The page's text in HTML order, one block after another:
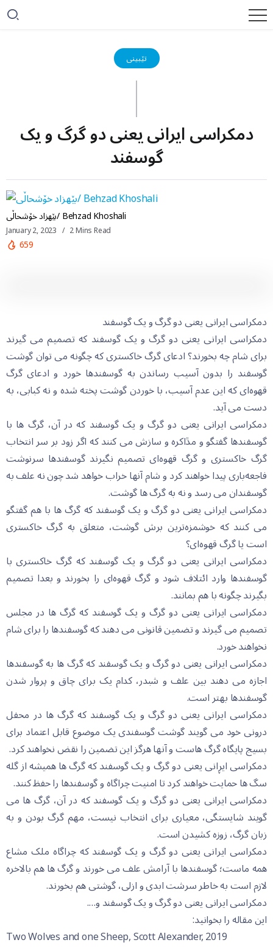
تێبینی
دمکراسی ایرانی یعنی دو گرگ و یک
گوسفند
بێهزاد خۆشحاڵی/ Behzad Khoshali
January 2, 2023 2 Mins Read
659
دمکراسی ایرانی یعنی دو گرگ و یک گوسفند
دمکراسی ایرانی یعنی دو گرگ و یک گوسفند کە تصمیم می گیرند
برای شام چە بخورند؟ ادعای گرگ خاکستری کە چگونە می توان گوشت
گوسفند را بدون آسیب رساندن بە گوسفندها خورد و ادعای گرگ
قهوەای کە این عدم آسیب، با خوردن گوشت پختە شدە و نە کبابی، بە
دست می آید.
دمکراسی ایرانی یعنی دو گرگ و یک گوسفند کە در آن، گرگ ها با
گوسفندها گفتگو و مڐاکرە و سازش می کنند کە اگر زود بر سر انتخاب
گرگ خاکستری و گرگ قهوەای تصمیم نگیرند گوسفندها سرنوشت
فاجعەباری پیدا خواهند کرد و شام آنها خراب خواهد شد چون نە علف بە
گوسفندان می رسد و نە بە گرگ ها گوشت.
دمکراسی ایرانی یعنی دو گرگ و یک گوسفند کە گرگ ها با هم گفتگو
می کنند کە خوشمزەترین برش گوشت، متعلق بە گرگ خاکستری
است یا گرگ قهوەای؟
دمکراسی ایرانی یعنی دو گرگ و یک گوسفند کە گرگ خاکستری با
گوسفندها وارد ائتلاف شود و گرگ قهوەای را بخورند و بعدا تصمیم
بگیرند چگونە با هم بمانند.
دمکراسی ایرانی یعنی دو گرگ و یک گوسفند کە گرگ ها در مجلس
تصمیم می گیرند و تضمین قانونی می دهند کە گوسفندها را برای شام
نخواهند خورد.
دمکراسی ایرانی یعنی دو گرگ و یک گوسفند کە گرگ ها بە گوسفندها
اجازە می دهند بین علف و شبدر، کدام یک برای چاق و پروار شدن
گوسفندها بهتر است.
دمکراسی ایرانی یعنی دو گرگ و یک گوسفند کە گرگ ها در محفل
درونی خود می گویند گوشت گوسفندی یک موضوع قابل اعتماد برای
بسیج پایگاە گرگ هاست و آنها هرگز این تضمین را نقض نخواهند کرد.
دمکراسی ایڕانی یعنی دو گرگ و یک گوسفند کە گرگ ها همیشە از گلە
سگ ها حمایت خواهند کرد تا امنیت چراگاە و گوسفندها را حفظ کنند.
دمکراسی ایرانی یعنی دو گرگ و یک گوسفند کە در آن، گرگ ها می
گویند شایستگی، معیاری برای انتخاب نیست، مهم گرگ بودن و بە
زبان گرگ، زوزە کشیدن است.
دمکراسی ایرانی یعنی دو گرگ و یک گوسفند کە چراگاە ملک مشاع
همە ماست؛ گوسفندها با آرامش علف می خورند و گرگ ها هم بالاخرە
لازم است بە خاطر سرشت ابدی و ازلی، گوشتی هم بخورند.
دمکراسی ایرانی یعنی دو گرگ و یک گوسفند و….
این مقالە را بخوانید:
Two Wolves and one Sheep, Scott Alexander, 2019